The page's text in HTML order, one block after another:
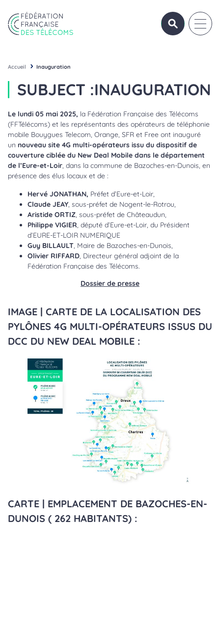
OUVRIR/
Accueil Inauguration
SUBJECT :INAUGURATION
Le lundi 05 mai 2025, la Fédération Française des Télécoms
(FFTélécoms) et les représentants des opérateurs de téléphonie
mobile Bouygues Telecom, Orange, SFR et Free ont inauguré
un nouveau site 4G multi-opérateurs issu du dispositif de
couverture ciblée du New Deal Mobile dans le département
de l’Eure-et-Loir, dans la commune de Bazoches-en-Dunois, en
présence des élus locaux et de :
Hervé JONATHAN, Préfet d’Eure-et-Loir,
Claude JEAY, sous-préfet de Nogent-le-Rotrou,
Aristide ORTIZ, sous-préfet de Châteaudun,
Philippe VIGIER, député d’Eure-et-Loir, du Président
d’EURE-ET-LOIR NUMERIQUE
Guy BILLAULT, Maire de Bazoches-en-Dunois,
Olivier RIFFARD, Directeur général adjoint de la
Fédération Française des Télécoms.
Dossier de presse
IMAGE | CARTE DE LA LOCALISATION DES
PYLÔNES 4G MULTI-OPÉRATEURS ISSUS DU
DCC DU NEW DEAL MOBILE :
CARTE | EMPLACEMENT DE BAZOCHES-EN-
DUNOIS ( 262 HABITANTS) :